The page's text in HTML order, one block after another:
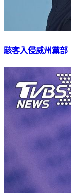
駭客入侵威州黨